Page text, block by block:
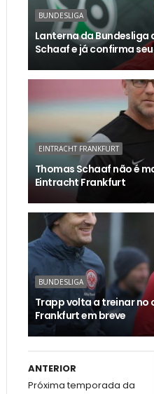
BUNDESLIGA
Lanterna da
Schaaf e já confirma
EINTRACHT FRANKFURT
Thomas Schaaf não é
Eintracht Frankfurt
BUNDESLIGA
Trapp volta a treinar no
Frankfurt em breve
ANTERIOR
Próxima temporada da